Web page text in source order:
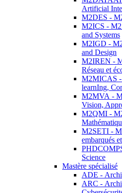
Artificial
M2DES -
M2ICS -
and Systems
M2IGD -
and Design
M2IREN -
Réseau et
M2MICAS
learnIng,
M2MVA -
Vision,
M2QMI -
M2SETI -
embarqués
Science
Mastère spécialisé
ADE -
ARC -